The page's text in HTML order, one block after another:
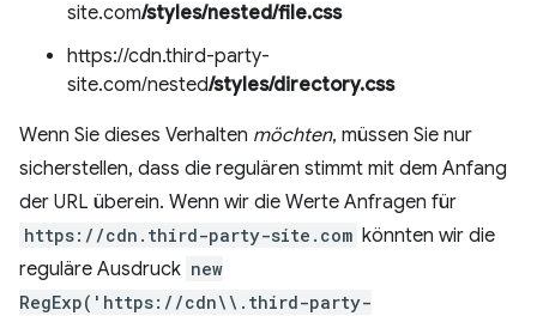
site.com/styles/nested/file.css
https://cdn.third-party-
site.com/nested/styles/directory.css
Wenn Sie dieses Verhalten möchten, müssen Sie nur
sicherstellen, dass die regulären stimmt mit dem Anfang
der URL überein. Wenn wir die Werte Anfragen für
https://cdn.third-party-site.com könnten wir die
reguläre Ausdruck new
RegExp('https://cdn\\.third-party-